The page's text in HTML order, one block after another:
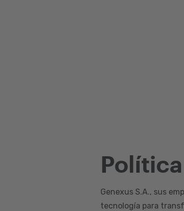
Genexus S.A., sus
tecnología para